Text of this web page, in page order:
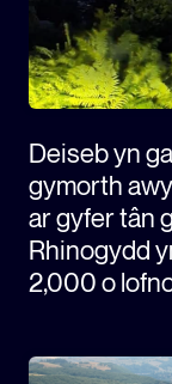
Deiseb yn
gymorth
ar gyfer tân
Rhinogydd
2,000 o
LLYSGENHADON
YSGOLION
ECOSYSTEM